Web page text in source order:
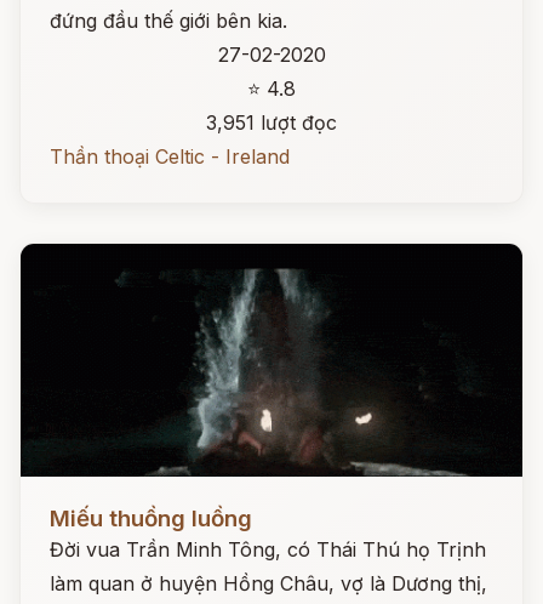
đứng đầu thế giới bên kia.
27-02-2020
⭐ 4.8
3,951 lượt đọc
Thần thoại Celtic - Ireland
Đọc ngay
Miếu thuồng luồng
Đời vua Trần Minh Tông, có Thái Thú họ Trịnh
làm quan ở huyện Hồng Châu, vợ là Dương thị,